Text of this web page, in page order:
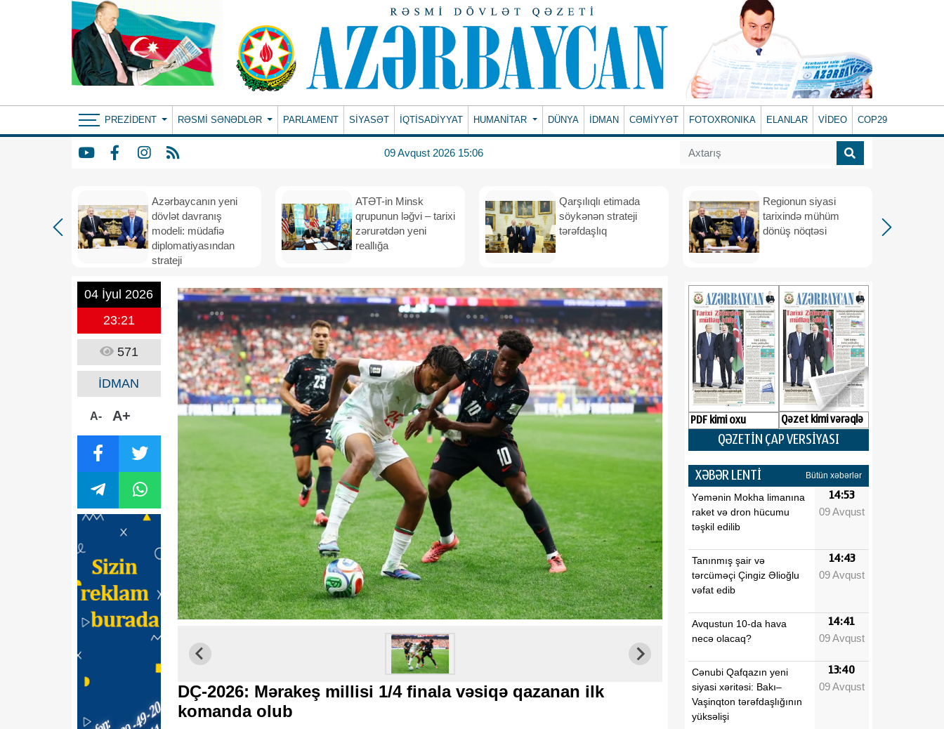
PREZIDENT RƏSMI SƏNƏDLƏR PARLAMENT SİYASƏT İQTİSADİYYAT HUMANITAR DÜNYA İDMAN CƏMİYYƏT FOTOXRONIKA ELANLAR VİDEO COP29
09 Avqust 2026 15:06
Azərbaycanın yeni
dövlət davranış
modeli: müdafiə
diplomatiyasından
strateji
ATƏT-in Minsk
qrupunun ləğvi – tarixi
zərurətdən yeni
reallığa
Qarşılıqlı etimada
söykənən strateji
tərəfdaşlıq
Regionun siyasi
tarixində mühüm
dönüş nöqtəsi
04 İyul 2026
23:21
571
İDMAN
A- A+
DÇ-2026: Mərakeş millisi 1/4 finala vəsiqə qazanan ilk
komanda olub
PDF kimi oxu Qəzet kimi vərəqlə
QƏZETİN ÇAP VERSİYASI
XƏBƏR LENTİ Bütün xəbərlər
Yəmənin Mokha limanına
raket və dron hücumu
təşkil edilib
14:53
09 Avqust
Tanınmış şair və
tərcüməçi Çingiz Əlioğlu
vəfat edib
14:43
09 Avqust
Avqustun 10-da hava
necə olacaq?
14:41
09 Avqust
Cənubi Qafqazın yeni
siyasi xəritəsi: Bakı–
Vaşinqton tərəfdaşlığının
yüksəlişi
13:40
09 Avqust